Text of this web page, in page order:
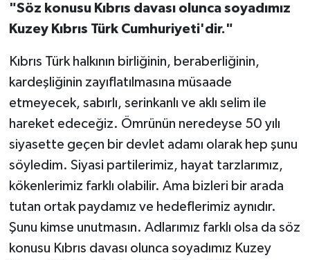
"Söz konusu Kıbrıs davası olunca soyadımız
Kuzey Kıbrıs Türk Cumhuriyeti'dir."
Kıbrıs Türk halkının birliğinin, beraberliğinin,
kardeşliğinin zayıflatılmasına müsaade
etmeyecek, sabırlı, serinkanlı ve aklı selim ile
hareket edeceğiz. Ömrünün neredeyse 50 yılı
siyasette geçen bir devlet adamı olarak hep şunu
söyledim. Siyasi partilerimiz, hayat tarzlarımız,
kökenlerimiz farklı olabilir. Ama bizleri bir arada
tutan ortak paydamız ve hedeflerimiz aynıdır.
Şunu kimse unutmasın. Adlarımız farklı olsa da söz
konusu Kıbrıs davası olunca soyadımız Kuzey